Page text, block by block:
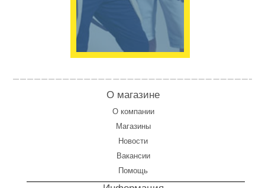
О магазине
О компании
Магазины
Новости
Вакансии
Помощь